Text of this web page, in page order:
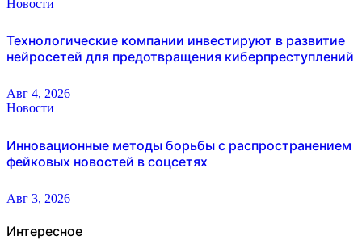
Новости
Технологические компании инвестируют в развитие
нейросетей для предотвращения киберпреступлений
Авг 4, 2026
Новости
Инновационные методы борьбы с распространением
фейковых новостей в соцсетях
Авг 3, 2026
Интересное